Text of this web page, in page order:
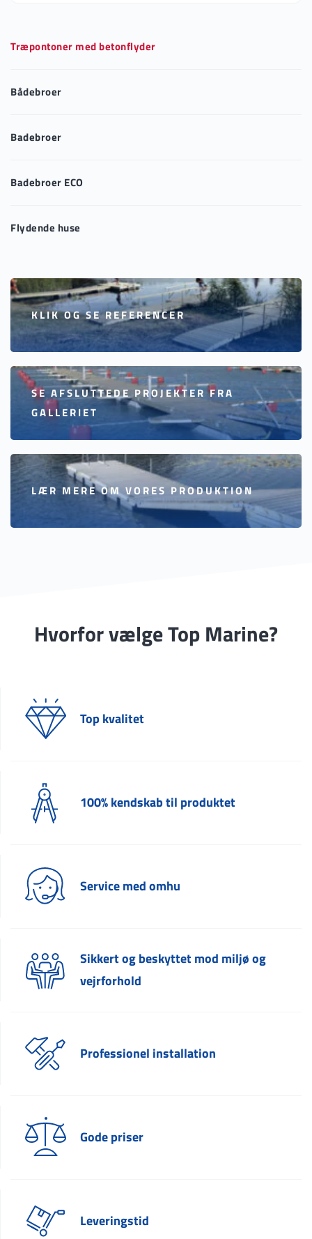
Træpontoner med betonflyder
Bådebroer
Badebroer
Badebroer ECO
Flydende huse
KLIK OG SE REFERENCER
SE AFSLUTTEDE PROJEKTER FRA
GALLERIET
LÆR MERE OM VORES PRODUKTION
Hvorfor vælge Top Marine?
Top kvalitet
100% kendskab til produktet
Service med omhu
Sikkert og beskyttet mod miljø og
vejrforhold
Professionel installation
Gode priser
Leveringstid